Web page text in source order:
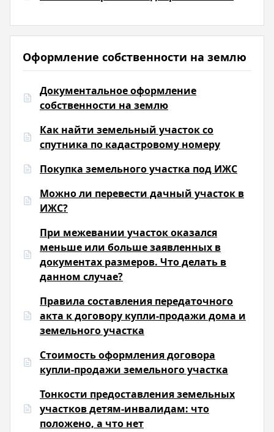
Оформление собственности на землю
Документальное оформление
собственности на землю
Как найти земельный участок со
спутника по кадастровому номеру
Покупка земельного участка под ИЖС
Можно ли перевести дачный участок в
ИЖС?
При межевании участок оказался
меньше или больше заявленных в
документах размеров. Что делать в
данном случае?
Правила составления передаточного
акта к договору купли-продажи дома и
земельного участка
Стоимость оформления договора
купли-продажи земельного участка
Тонкости предоставления земельных
участков детям-инвалидам: что
положено, а что нет